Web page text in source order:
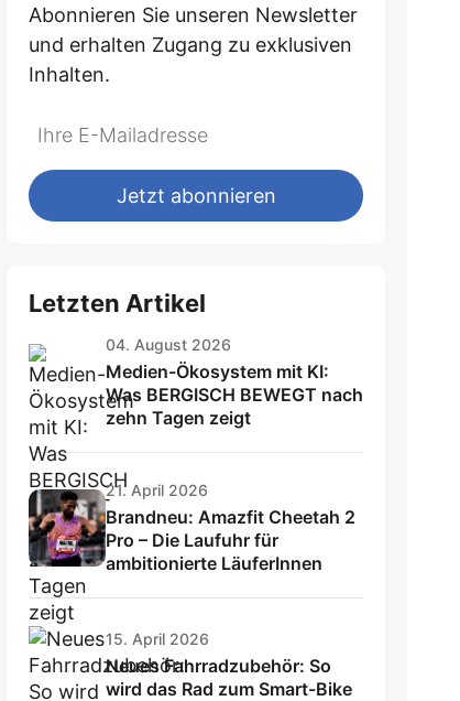
Abonnieren Sie unseren Newsletter
und erhalten Zugang zu exklusiven
Inhalten.
Do
fill
this
*Ihre
Mailadresse:Jetzt abonnieren
Letzten Artikel
04. August 2026
Medien-Ökosystem mit KI:
Was BERGISCH BEWEGT nach
zehn Tagen zeigt
21. April 2026
Brandneu: Amazfit Cheetah 2
Pro – Die Laufuhr für
ambitionierte LäuferInnen
15. April 2026
Neues Fahrradzubehör: So
wird das Rad zum Smart-Bike